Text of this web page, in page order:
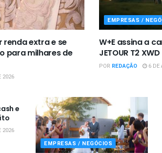
renda extra e se
para milhares de
2026
EMPRESAS /
W+E assina a
JETOUR T2
POR REDAÇÃO 6 DE
e
2026
EMPRESAS / NEGÓCIOS